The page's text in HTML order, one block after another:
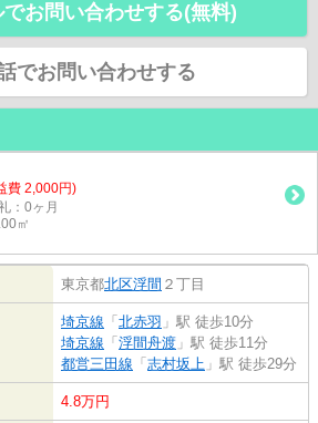
でお問い合わせする(無料)
でお問い合わせする
費 2,000円)
：0ヶ月
㎡
東京都北区浮間 ２丁目
埼京線 「 北赤羽 」駅 徒歩10分
埼京線 「 浮間舟渡 」駅 徒歩11分
都営三田線 「 志村坂上 」駅 徒歩29分
4.8万円